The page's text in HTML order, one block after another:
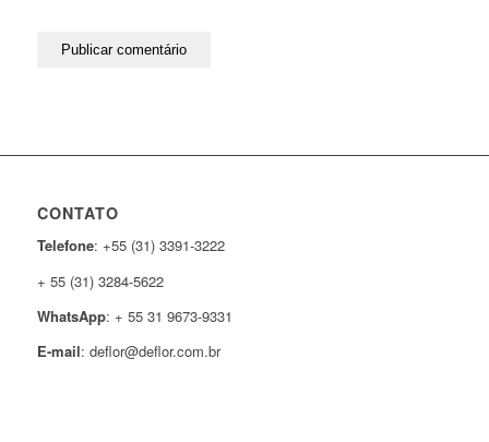
CONTATO
Telefone: +55 (31) 3391-3222
+ 55 (31) 3284-5622
WhatsApp: + 55 31 9673-9331
E-mail: deflor@deflor.com.br